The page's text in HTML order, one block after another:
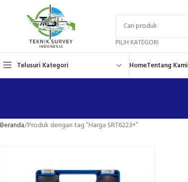
PILIH KATEGORI
Telusuri Kategori HomeTentang Kami
Beranda Produk dengan tag “Harga SRT6223+”